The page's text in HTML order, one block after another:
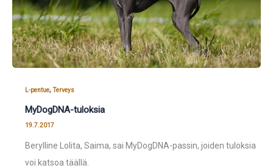
L-pentue,Terveys
MyDogDNA-tuloksia
19.7.2017
Berylline Lolita, Saima, sai MyDogDNA-passin, joiden tuloksia
voi katsoa täällä.